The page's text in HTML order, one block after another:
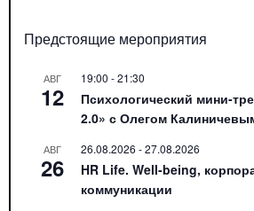
Предстоящие мероприятия
АВГ
12
19:00 -21:30
Психологический мини-
2.0» с Олегом
АВГ
26
26.08.2026 -27.08.2026
HR Life. Well-being,
коммуникации